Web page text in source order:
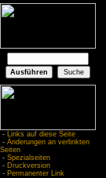
- Links auf diese Seite
- Änderungen an verlinkten
Seiten
- Spezialseiten
- Druckversion
- Permanenter Link